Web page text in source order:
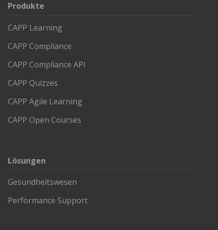
Produkte
CAPP Learning
CAPP Compliance
CAPP Compliance API
CAPP Quizzes
CAPP Agile Learning
CAPP Open Courses
Lösungen
Gesundheitswesen
Performance Support